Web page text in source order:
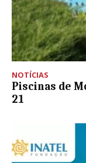
NOTÍCIAS
Piscinas de
21